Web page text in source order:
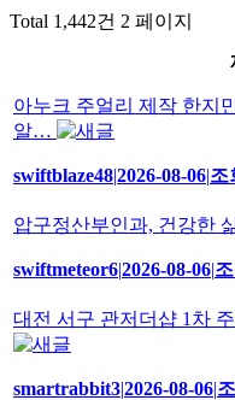
Total 1,442건 2 페이지
아누크 주얼리 제작 한지
알…
swiftblaze48|2026-08-06|조
압구정산부인과, 건강한
swiftmeteor6|2026-08-06|
대전 서구 관저더샵 1차
smartrabbit3|2026-08-06|